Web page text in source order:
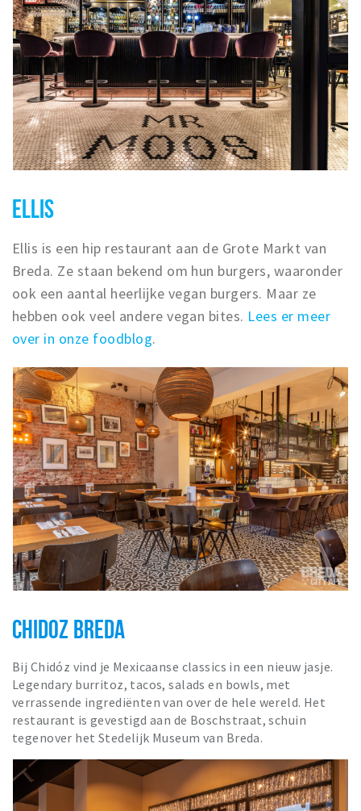
ELLIS
Ellis is een hip restaurant aan de Grote Markt van
Breda. Ze staan bekend om hun burgers, waaronder
ook een aantal heerlijke vegan burgers. Maar ze
hebben ook veel andere vegan bites. Lees er meer
over in onze foodblog.
CHIDOZ BREDA
Bij Chidóz vind je Mexicaanse classics in een nieuw jasje.
Legendary burritoz, tacos, salads en bowls, met
verrassende ingrediënten van over de hele wereld. Het
restaurant is gevestigd aan de Boschstraat, schuin
tegenover het Stedelijk Museum van Breda.